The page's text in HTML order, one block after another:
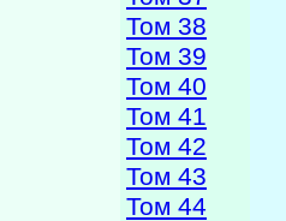
Том 38
Том 39
Том 40
Том 41
Том 42
Том 43
Том 44